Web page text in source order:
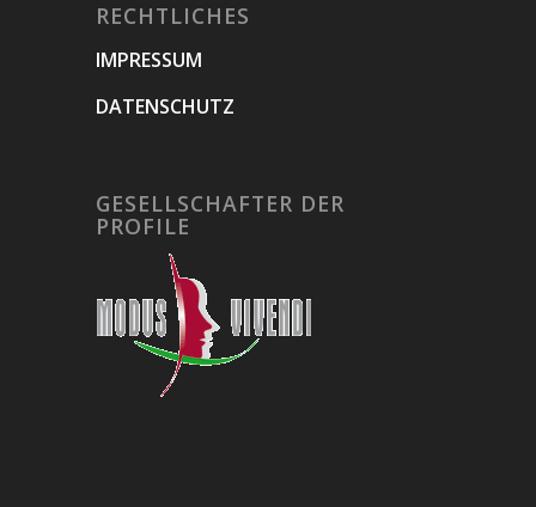
RECHTLICHES
IMPRESSUM
DATENSCHUTZ
GESELLSCHAFTER DER
PROFILE